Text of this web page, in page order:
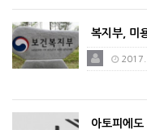
복지부, 미
아토피에